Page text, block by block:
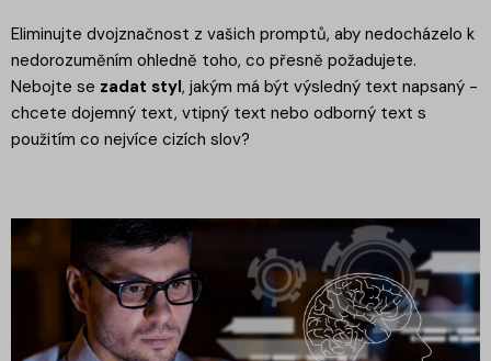
Eliminujte dvojznačnost z vašich promptů, aby nedocházelo k
nedorozuměním ohledně toho, co přesně požadujete.
Nebojte se zadat styl, jakým má být výsledný text napsaný -
chcete dojemný text, vtipný text nebo odborný text s
použitím co nejvíce cizích slov?